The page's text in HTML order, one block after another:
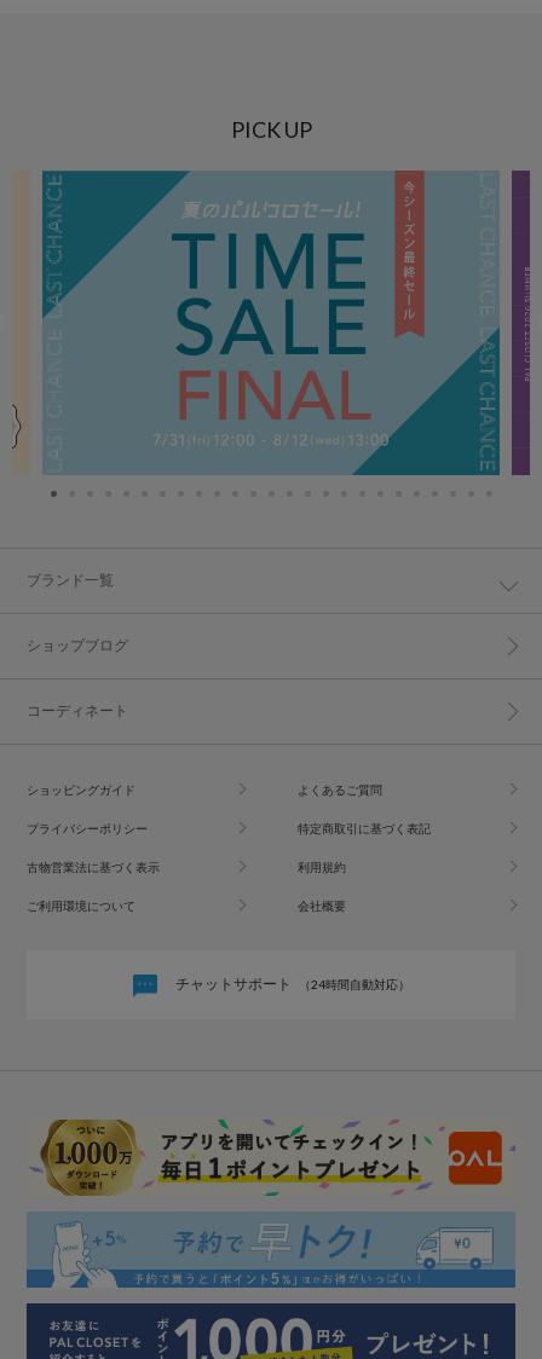
PICK UP
ブランド一覧
ショップブログ
コーディネート
ショッピングガイド よくあるご質問
プライバシーポリシー 特定商取引に基づく表記
古物営業法に基づく表示 利用規約
ご利用環境について 会社概要
チャットサポート （24時間自動対応）